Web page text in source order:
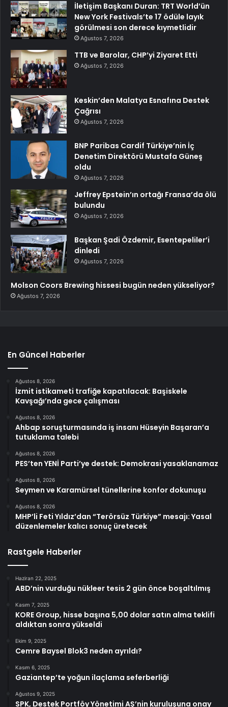
İletişim Başkanı Duran: TRT World’ün
New York Festivals’te 17 ödüle layık
görülmesi son derece kıymetlidir
Ağustos 7, 2026
TTB ve Barolar, CHP’yi Ziyaret Etti
Ağustos 7, 2026
Keskin’den Malatya Esnafına Destek
Çağrısı
Ağustos 7, 2026
BNP Paribas Cardif Türkiye’nin İç
Denetim Direktörü Mustafa Güneş
oldu
Ağustos 7, 2026
Jeffrey Epstein’ın ortağı Fransa’da ölü
bulundu
Ağustos 7, 2026
Başkan Şadi Özdemir, Esentepeliler’i
dinledi
Ağustos 7, 2026
Molson Coors Brewing hissesi bugün neden yükseliyor?
Ağustos 7, 2026
En Güncel Haberler
Ağustos 8, 2026
İzmit istikameti trafiğe kapatılacak: Başiskele
Kavşağı’nda gece çalışması
Ağustos 8, 2026
Ahbap soruşturmasında iş insanı Hüseyin Başaran’a
tutuklama talebi
Ağustos 8, 2026
PES’ten YENİ Parti’ye destek: Demokrasi yasaklanamaz
Ağustos 8, 2026
Seymen ve Karamürsel tünellerine konfor dokunuşu
Ağustos 8, 2026
MHP’li Feti Yıldız’dan “Terörsüz Türkiye” mesajı: Yasal
düzenlemeler kalıcı sonuç üretecek
Rastgele Haberler
Haziran 22, 2025
ABD’nin vurduğu nükleer tesis 2 gün önce boşaltılmış
Kasım 7, 2025
KORE Group, hisse başına 5,00 dolar satın alma teklifi
aldıktan sonra yükseldi
Ekim 9, 2025
Cemre Baysel Blok3 neden ayrıldı?
Kasım 6, 2025
Gaziantep’te yoğun ilaçlama seferberliği
Ağustos 9, 2025
SPK, Destek Portföy Yönetimi AŞ’nin kuruluşuna onay